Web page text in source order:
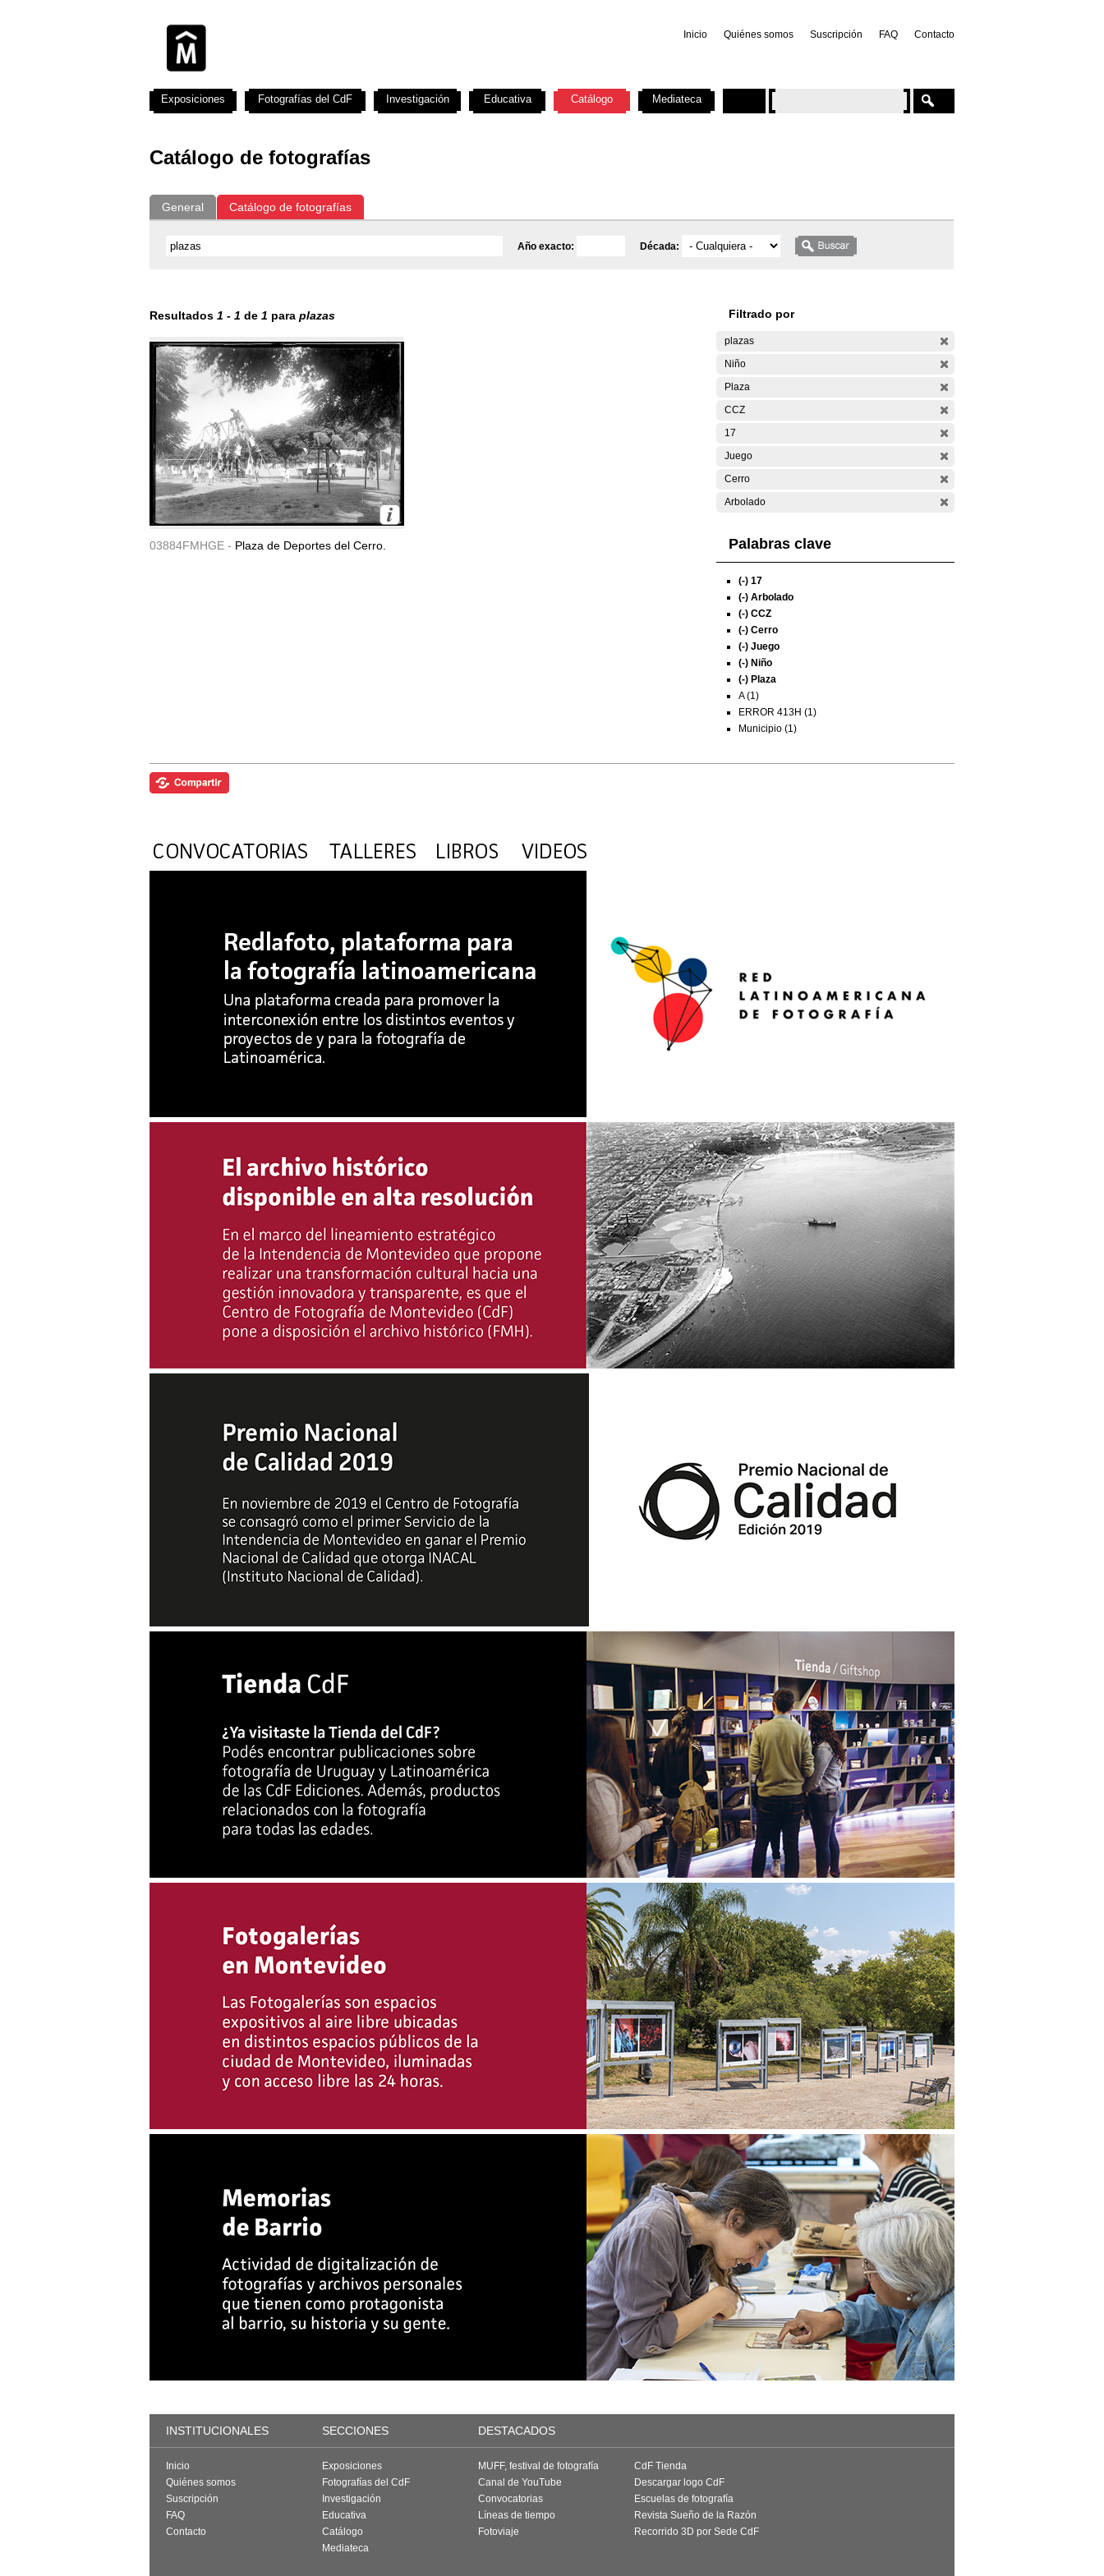
Inicio Quiénes somos Suscripción FAQ Contacto
Catálogo de fotografías
General Catálogo de fotografías
Año exacto: Década:
Resultados 1 - 1 de 1 para plazas
03884FMHGE - Plaza de Deportes del Cerro.
Filtrado por
plazas
Niño
Plaza
CCZ
17
Juego
Cerro
Arbolado
Palabras clave
(-) 17
(-) Arbolado
(-) CCZ
(-) Cerro
(-) Juego
(-) Niño
(-) Plaza
A (1)
ERROR 413H (1)
Municipio (1)
Exposiciones Fotografías del CdF Investigación Educativa Catálogo Mediateca
INSTITUCIONALES SECCIONES DESTACADOS
Inicio
Quiénes somos
Suscripción
FAQ
Contacto
Exposiciones
Fotografías del CdF
Investigación
Educativa
Catálogo
Mediateca
MUFF, festival de fotografía
Canal de YouTube
Convocatorias
Líneas de tiempo
Fotoviaje
CdF Tienda
Descargar logo CdF
Escuelas de fotografía
Revista Sueño de la Razón
Recorrido 3D por Sede CdF